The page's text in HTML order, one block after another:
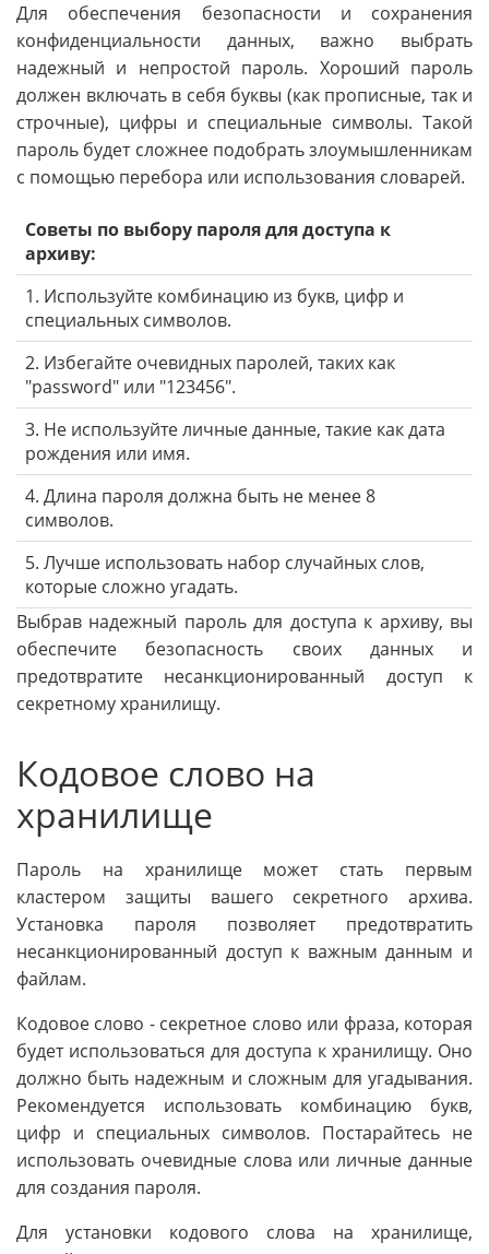
Для обеспечения безопасности и сохранения
конфиденциальности данных, важно выбрать
надежный и непростой пароль. Хороший пароль
должен включать в себя буквы (как прописные, так и
строчные), цифры и специальные символы. Такой
пароль будет сложнее подобрать злоумышленникам
с помощью перебора или использования словарей.
Советы по выбору пароля для доступа к
архиву:
1. Используйте комбинацию из букв, цифр и
специальных символов.
2. Избегайте очевидных паролей, таких как
"password" или "123456".
3. Не используйте личные данные, такие как дата
рождения или имя.
4. Длина пароля должна быть не менее 8
символов.
5. Лучше использовать набор случайных слов,
которые сложно угадать.
Выбрав надежный пароль для доступа к архиву, вы
обеспечите безопасность своих данных и
предотвратите несанкционированный доступ к
секретному хранилищу.
Кодовое слово на
хранилище
Пароль на хранилище может стать первым
кластером защиты вашего секретного архива.
Установка пароля позволяет предотвратить
несанкционированный доступ к важным данным и
файлам.
Кодовое слово - секретное слово или фраза, которая
будет использоваться для доступа к хранилищу. Оно
должно быть надежным и сложным для угадывания.
Рекомендуется использовать комбинацию букв,
цифр и специальных символов. Постарайтесь не
использовать очевидные слова или личные данные
для создания пароля.
Для установки кодового слова на хранилище,